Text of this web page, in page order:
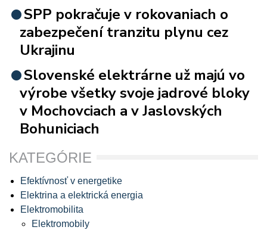
SPP pokračuje v rokovaniach o
zabezpečení tranzitu plynu cez
Ukrajinu
Slovenské elektrárne už majú vo
výrobe všetky svoje jadrové bloky
v Mochovciach a v Jaslovských
Bohuniciach
KATEGÓRIE
Efektívnosť v energetike
Elektrina a elektrická energia
Elektromobilita
Elektromobily